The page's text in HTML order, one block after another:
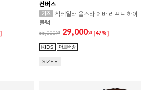
컨버스
척테일러 올스타 에바 리프트 하이
블랙
55,000 29,000원 [47%]
SIZE